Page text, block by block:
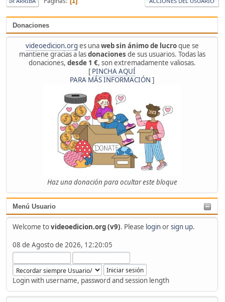
Donaciones
videoedicion.org es unaweb sin ánimo de lucroque se
mantiene gracias a lasdonaciones de sus usuarios. Todas las
donaciones, desde 1 €, son extremadamente valiosas.
[ PINCHA AQUÍ
PARA MÁS INFORMACIÓN ]
Haz una donación para ocultar este bloque
Menú Usuario
Welcome tovideoedicion.org (v9). Please loginorsign up.
08 de Agosto de 2026, 12:20:05
Login with username, password and session length